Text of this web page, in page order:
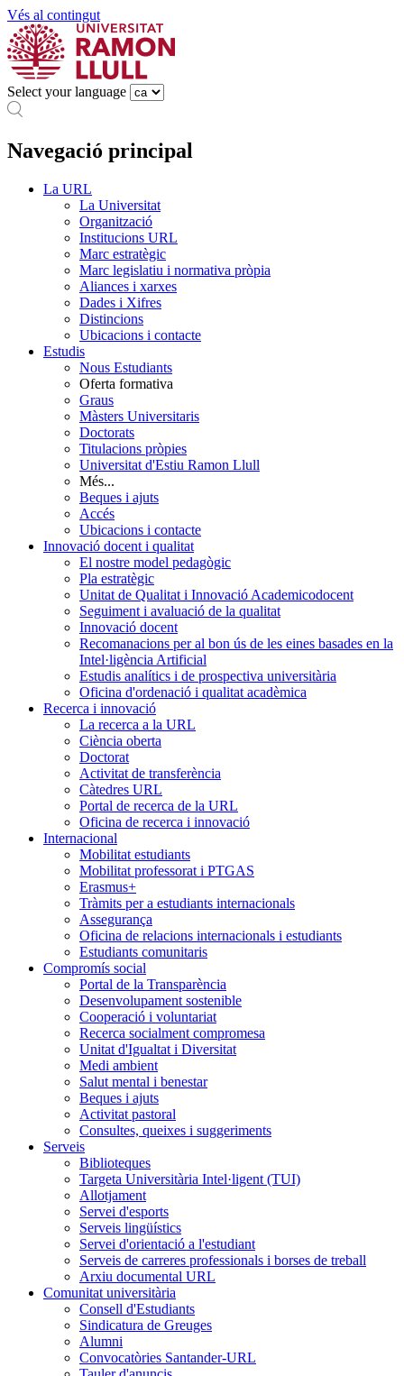
Vés al contingut
Select your language
Navegació principal
La URL
La Universitat
Organització
Institucions URL
Marc estratègic
Marc legislatiu i normativa pròpia
Aliances i xarxes
Dades i Xifres
Distincions
Ubicacions i contacte
Estudis
Nous Estudiants
Oferta formativa
Graus
Màsters Universitaris
Doctorats
Titulacions pròpies
Universitat d'Estiu Ramon Llull
Més...
Beques i ajuts
Accés
Ubicacions i contacte
Innovació docent i qualitat
El nostre model pedagògic
Pla estratègic
Unitat de Qualitat i Innovació Academicodocent
Seguiment i avaluació de la qualitat
Innovació docent
Recomanacions per al bon ús de les eines basades en la
Intel·ligència Artificial
Estudis analítics i de prospectiva universitària
Oficina d'ordenació i qualitat acadèmica
Recerca i innovació
La recerca a la URL
Ciència oberta
Doctorat
Activitat de transferència
Càtedres URL
Portal de recerca de la URL
Oficina de recerca i innovació
Internacional
Mobilitat estudiants
Mobilitat professorat i PTGAS
Erasmus+
Tràmits per a estudiants internacionals
Assegurança
Oficina de relacions internacionals i estudiants
Estudiants comunitaris
Compromís social
Portal de la Transparència
Desenvolupament sostenible
Cooperació i voluntariat
Recerca socialment compromesa
Unitat d'Igualtat i Diversitat
Medi ambient
Salut mental i benestar
Beques i ajuts
Activitat pastoral
Consultes, queixes i suggeriments
Serveis
Biblioteques
Targeta Universitària Intel·ligent (TUI)
Allotjament
Servei d'esports
Serveis lingüístics
Servei d'orientació a l'estudiant
Serveis de carreres professionals i borses de treball
Arxiu documental URL
Comunitat universitària
Consell d'Estudiants
Sindicatura de Greuges
Alumni
Convocatòries Santander-URL